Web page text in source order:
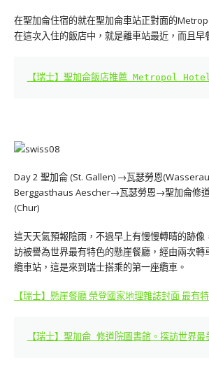
在聖加侖住宿的就在聖加侖車站正對面的
在這次入住的飯店中，就是離車站最近，而且早
【瑞士】聖加侖飯店推薦 Metropol
Day 2 聖加侖 (St. Gallen) →瓦瑟勞恩
Berggasthaus Aescher→瓦瑟勞恩→聖加侖修
(Chur)
這天天氣預報陰雨，不過早上有慢慢轉晴的跡像
訪被譽為世界最有特色的懸崖餐廳，經由兩次
纜車站，這是來到瑞士搭乘的第一座纜車。
【瑞士】懸崖餐廳 榮登國家地理雜誌封面 最有
【瑞士】聖加侖 修道院圖書館。探訪世界最